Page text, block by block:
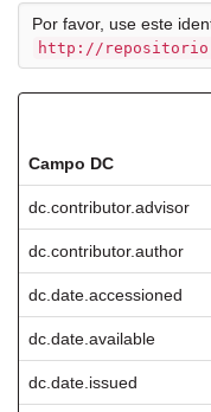
Por favor, use este
http://
Campo DC
dc.contributor.advisor
dc.contributor.author
dc.date.accessioned
dc.date.available
dc.date.issued